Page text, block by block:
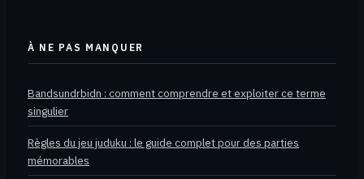
À NE PAS MANQUER
Bandsundrbidn : comment comprendre et exploiter ce terme
singulier
Règles du jeu juduku : le guide complet pour des parties
mémorables